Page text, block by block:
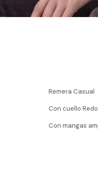
Remera Casual
Con cuello
Con mangas